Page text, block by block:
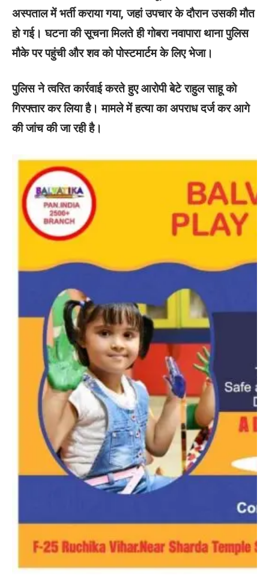
अस्पताल में भर्ती कराया गया, जहां उपचार के दौरान उसकी मौत
हो गई। घटना की सूचना मिलते ही गोबरा नवापारा थाना पुलिस
मौके पर पहुंची और शव को पोस्टमार्टम के लिए भेजा।
पुलिस ने त्वरित कार्रवाई करते हुए आरोपी बेटे राहुल साहू को
गिरफ्तार कर लिया है। मामले में हत्या का अपराध दर्ज कर आगे
की जांच की जा रही है।